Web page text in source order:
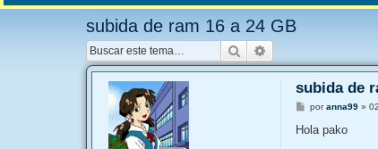
subida de ram 16 a 24 GB
Buscar
subida de
M
n
poranna99»
Hola pako